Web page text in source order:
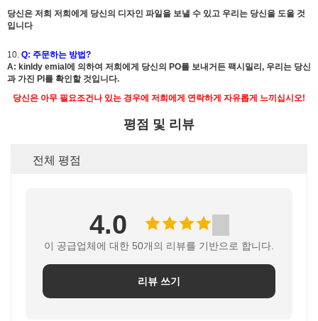
당신은 저희 저희에게 당신의 디자인 파일을 보낼 수 있고 우리는 당신을 도울 것
입니다
10. Q: 주문하는 방법?
A: kinldy emial에 의하여 저희에게 당신의 PO를 보내거든 팩시밀리, 우리는 당신
과 가진 PI를 확인할 것입니다.
당신은 아무 필요조건나 있는 경우에 저희에게 연락하게 자유롭게 느끼십시오!
평점 및 리뷰
전체 평점
4.0
이 공급업체에 대한 50개의 리뷰를 기반으로 합니다.
리뷰 쓰기